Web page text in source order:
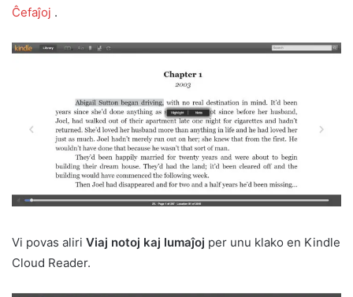
Ĉefaĵoj .
Vi povas aliri Viaj notoj kaj lumaĵoj per unu klako en Kindle
Cloud Reader.